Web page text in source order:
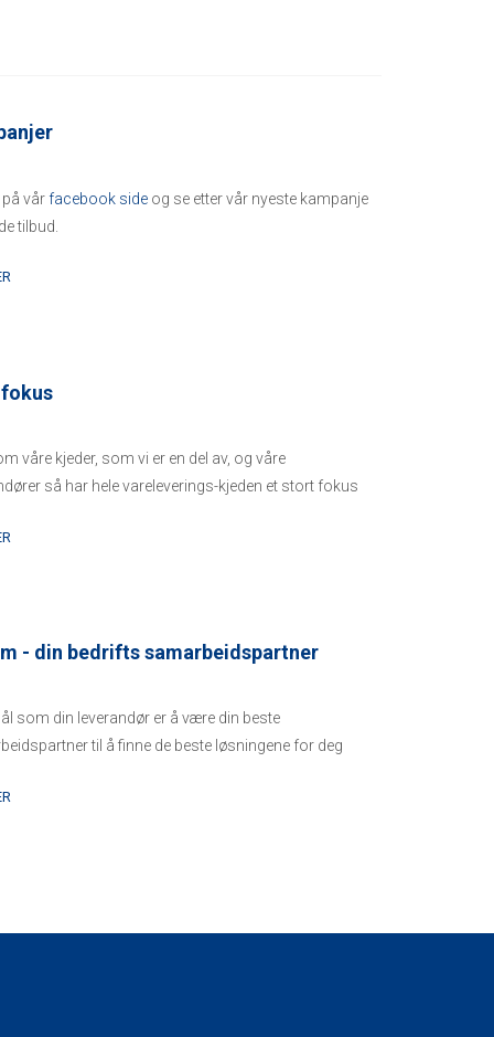
på vårfacebook side og se etter vår nyeste kampanje
tilbud.
våre kjeder, som vi er en del av, og våre
så har hele vareleverings-kjeden et stort fokus
- din bedrifts samarbeidspartner
som din leverandør er å være din beste
til å finne de beste løsningene for deg